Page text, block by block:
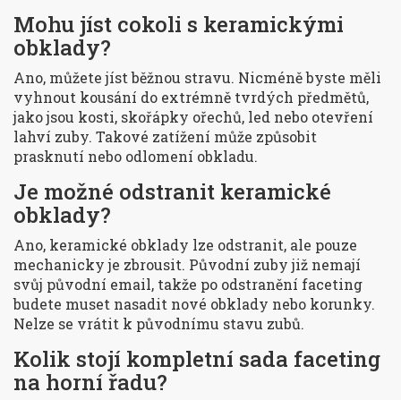
Mohu jíst cokoli s keramickými
obklady?
Ano, můžete jíst běžnou stravu. Nicméně byste měli
vyhnout kousání do extrémně tvrdých předmětů,
jako jsou kosti, skořápky ořechů, led nebo otevření
lahví zuby. Takové zatížení může způsobit
prasknutí nebo odlomení obkladu.
Je možné odstranit keramické
obklady?
Ano, keramické obklady lze odstranit, ale pouze
mechanicky je zbrousit. Původní zuby již nemají
svůj původní email, takže po odstranění faceting
budete muset nasadit nové obklady nebo korunky.
Nelze se vrátit k původnímu stavu zubů.
Kolik stojí kompletní sada faceting
na horní řadu?